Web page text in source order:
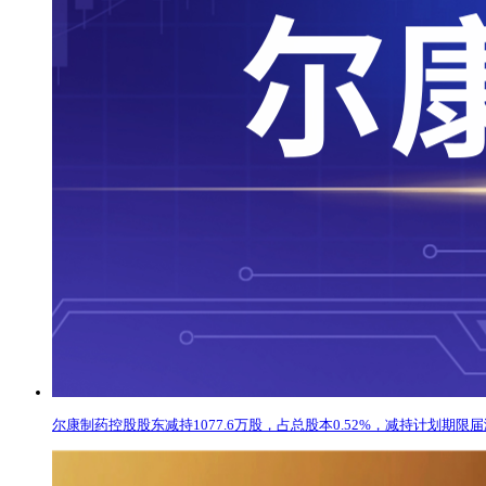
尔康制药控股股东减持1077.6万股，占总股本0.52%，减持计划期限